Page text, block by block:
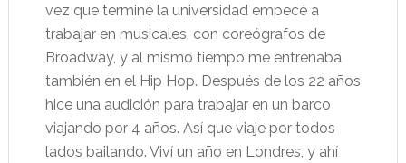
vez que terminé la universidad empecé a
trabajar en musicales, con coreógrafos de
Broadway, y al mismo tiempo me entrenaba
también en el Hip Hop. Después de los 22 años
hice una audición para trabajar en un barco
viajando por 4 años. Así que viaje por todos
lados bailando. Viví un año en Londres, y ahí